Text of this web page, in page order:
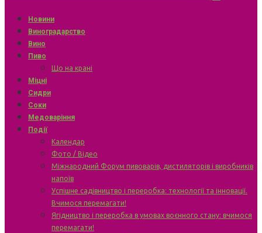
Новини
Виноградарство
Вино
Пиво
Що на крані
Міцні
Сидри
Соки
Медоваріння
Події
Календар
Фото / Відео
Міжнародний Форум пивоварів, дистиляторів і виробників
напоїв
Успішне садівництво і переробка: технології та інновації.
Вчимося перемагати!
Ягідництво і переробка в умовах воєнного стану: вчимося
перемагати!